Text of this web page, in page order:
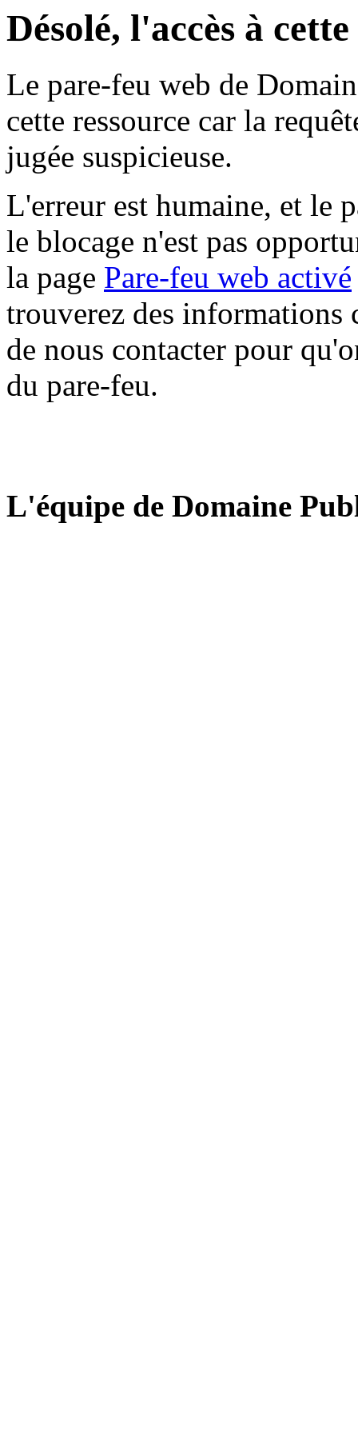
Désolé, l'accès à
Le pare-feu web de
cette ressource car la
jugée suspicieuse.
L'erreur est humaine, et le
le blocage n'est pas
la page Pare-feu web activé
trouverez des informations
de nous contacter pour
du pare-feu.
L'équipe de Domaine